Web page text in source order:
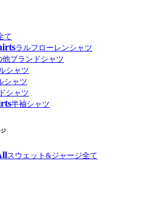
て
ラルフローレンシャツ
他ブランドシャツ
シャツ
シャツ
シャツ
半袖シャツ
スウェット&ジャージ全て